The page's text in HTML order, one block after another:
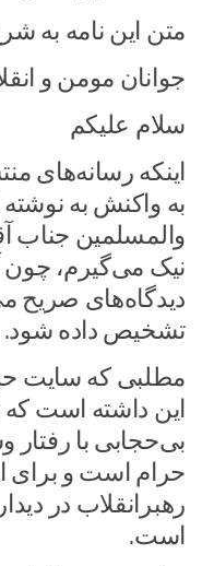
متن این نامه به
جوانان مومن و
سلام علیکم
اینکه رسانه‌های
به واکنش به نوشته
والمسلمین جناب
نیک می‌گیرم، چون
دیدگاه‌های صریح
تشخیص داده شود.
مطلبی که سایت
این داشته است که
بی‌حجابی با
حرام است و برای
رهبرانقلاب در
است.